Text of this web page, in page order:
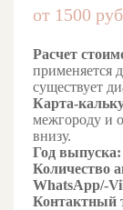
от 1500 руб
Расчет
применяется
существует
Карта-
межгороду и
внизу.
Год выпуска:
Количество
WhatsApp/-
Контактный